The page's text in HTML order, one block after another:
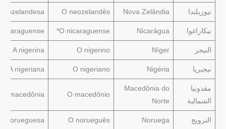
نيوزيلندا Nova Zelândia
O neozelandês
نيكاراغوا Nicarágua
O nicaraguense*
nicaraguense*
النيجر Níger
O nigerino
A nigerina
نيجيريا Nigéria
O nigeriano
A nigeriana
مقدونيا
الشمالية
Macedônia do
Norte
O macedônio
A macedônia
النرويج Noruega
O norueguês
A norueguesa